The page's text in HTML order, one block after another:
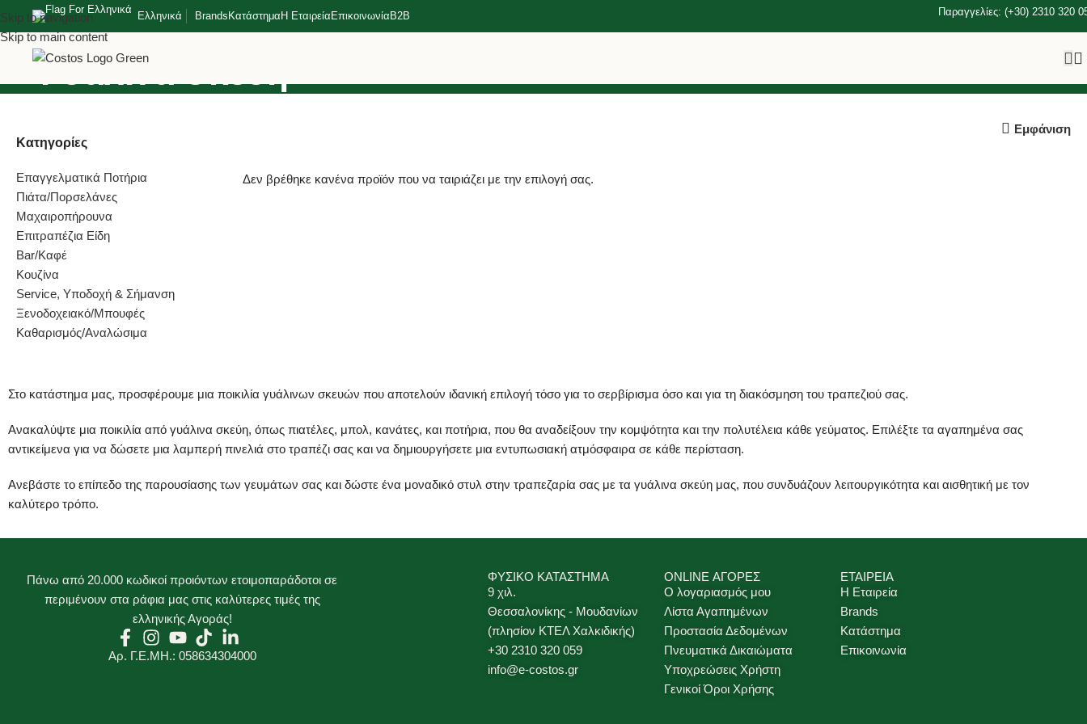
Skip to navigation
Skip to main content
Ελληνικά Brands Κατάστημα Η Εταιρεία Επικοινωνία B2B Παραγγελίες: (+30) 2310 320
Γυάλινα σκεύη
Κατηγορίες
Επαγγελματικά Ποτήρια
Πιάτα/Πορσελάνες
Μαχαιροπήρουνα
Επιτραπέζια Είδη
Bar/Καφέ
Κουζίνα
Service, Υποδοχή & Σήμανση
Ξενοδοχειακό/Μπουφές
Καθαρισμός/Αναλώσιμα
Εμφάνιση
Δεν βρέθηκε κανένα προϊόν που να ταιριάζει με την επιλογή σας.
Στο κατάστημα μας, προσφέρουμε μια ποικιλία γυάλινων σκευών που αποτελούν ιδανική επιλογή τόσο για το σερβίρισμα όσο και για τη διακόσμηση του τραπεζιού σας.
Ανακαλύψτε μια ποικιλία από γυάλινα σκεύη, όπως πιατέλες, μπολ, κανάτες, και ποτήρια, που θα αναδείξουν την κομψότητα και την πολυτέλεια κάθε γεύματος. Επιλέξτε τα αγαπημένα σας
αντικείμενα για να δώσετε μια λαμπερή πινελιά στο τραπέζι σας και να δημιουργήσετε μια εντυπωσιακή ατμόσφαιρα σε κάθε περίσταση.
Ανεβάστε το επίπεδο της παρουσίασης των γευμάτων σας και δώστε ένα μοναδικό στυλ στην τραπεζαρία σας με τα γυάλινα σκεύη μας, που συνδυάζουν λειτουργικότητα και αισθητική με τον
καλύτερο τρόπο.
Πάνω από 20.000 κωδικοί προιόντων ετοιμοπαράδοτοι σε
περιμένουν στα ράφια μας στις καλύτερες τιμές της
ελληνικής Αγοράς!
Αρ. Γ.Ε.ΜΗ.: 058634304000
ΦΥΣΙΚΟ ΚΑΤΑΣΤΗΜΑ
9 χιλ.
Θεσσαλονίκης - Μουδανίων
(πλησίον ΚΤΕΛ Χαλκιδικής)
+30 2310 320 059
info@e-costos.gr
ONLINE ΑΓΟΡΕΣ
Ο λογαριασμός μου
Λίστα Αγαπημένων
Προστασία Δεδομένων
Πνευματικά Δικαιώματα
Υποχρεώσεις Χρήστη
Γενικοί Όροι Χρήσης
ΕΤΑΙΡΕΙΑ
Η Εταιρεία
Brands
Κατάστημα
Επικοινωνία